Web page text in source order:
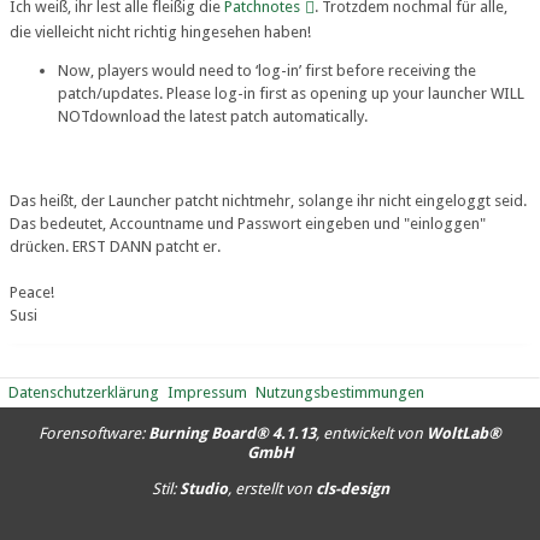
Ich weiß, ihr lest alle fleißig die Patchnotes
. Trotzdem nochmal für alle,
die vielleicht nicht richtig hingesehen haben!
Now, players would need to ‘log-in’ first before receiving the
patch/updates. Please log-in first as opening up your launcher WILL
NOTdownload the latest patch automatically.
Das heißt, der Launcher patcht nichtmehr, solange ihr nicht eingeloggt seid.
Das bedeutet, Accountname und Passwort eingeben und "einloggen"
drücken. ERST DANN patcht er.
Peace!
Susi
Datenschutzerklärung Impressum Nutzungsbestimmungen
Forensoftware: Burning Board® 4.1.13, entwickelt von WoltLab®
GmbH
Stil:Studio, erstellt von cls-design